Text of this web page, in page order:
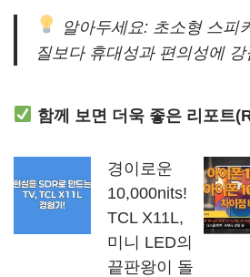
알아두세요: 초소형 스피
질보다 휴대성과 편의성에 강
함께 보면 더욱 좋은 리포트
경이로운
10,000nits!
TCL X11L,
미니 LED의
끝판왕이 돌